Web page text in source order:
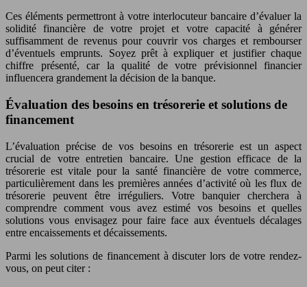
Ces éléments permettront à votre interlocuteur bancaire d’évaluer la
solidité financière de votre projet et votre capacité à générer
suffisamment de revenus pour couvrir vos charges et rembourser
d’éventuels emprunts. Soyez prêt à expliquer et justifier chaque
chiffre présenté, car la qualité de votre prévisionnel financier
influencera grandement la décision de la banque.
Évaluation des besoins en trésorerie et solutions de
financement
L’évaluation précise de vos besoins en trésorerie est un aspect
crucial de votre entretien bancaire. Une gestion efficace de la
trésorerie est vitale pour la santé financière de votre commerce,
particulièrement dans les premières années d’activité où les flux de
trésorerie peuvent être irréguliers. Votre banquier cherchera à
comprendre comment vous avez estimé vos besoins et quelles
solutions vous envisagez pour faire face aux éventuels décalages
entre encaissements et décaissements.
Parmi les solutions de financement à discuter lors de votre rendez-
vous, on peut citer :